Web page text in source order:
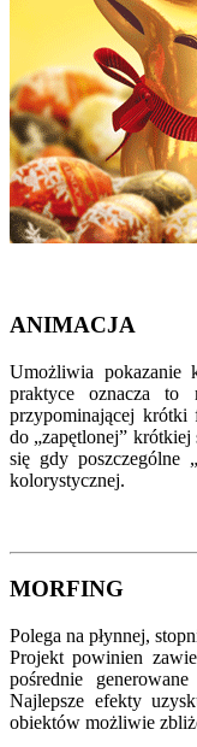
ANIMACJA
Umożliwia
praktyce oznacza to
przypominającej krótki
do „zapętlonej”
się gdy poszczególne
kolorystycznej.
MORFING
Polega na płynnej,
Projekt powinien
pośrednie
Najlepsze efekty
obiektów możliwie